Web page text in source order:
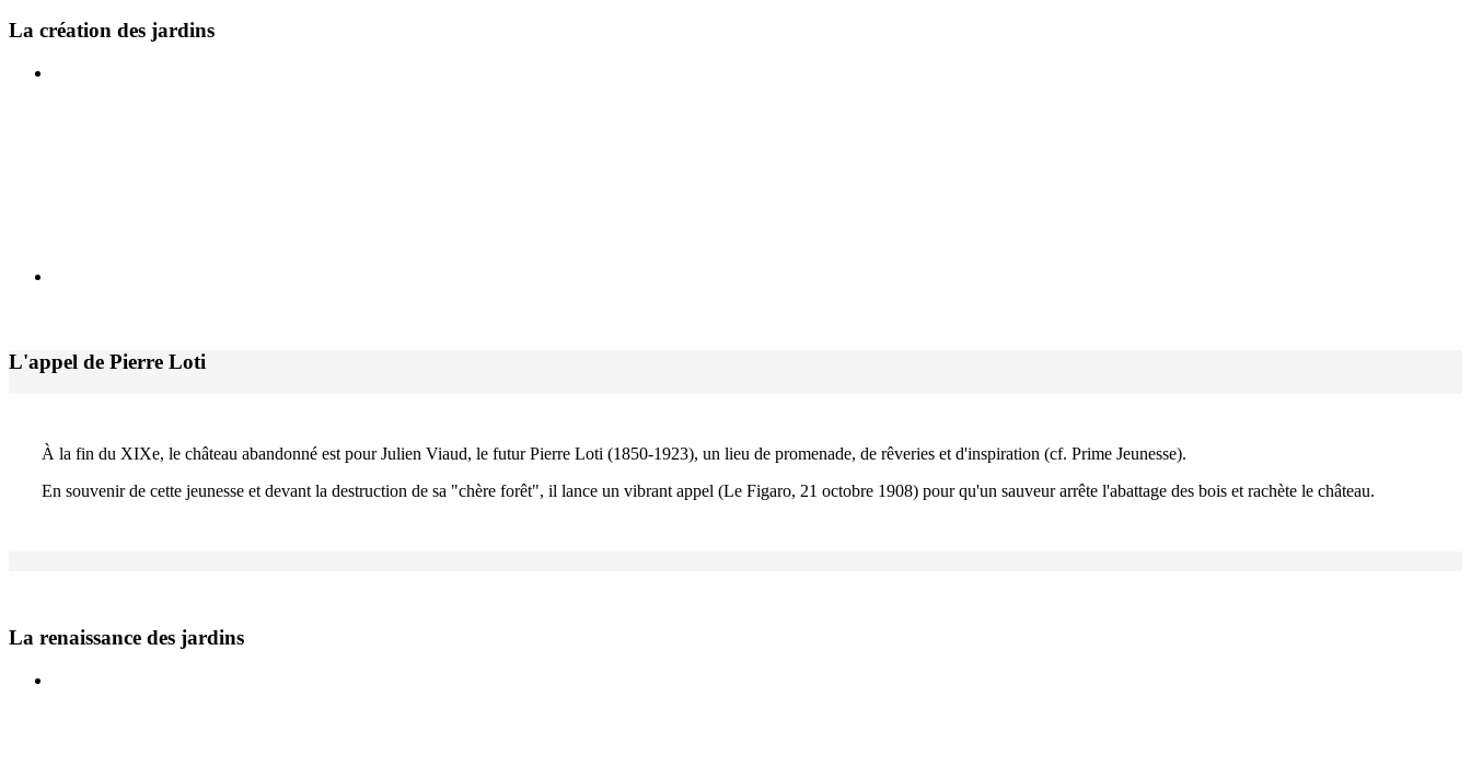
La création des jardins
L'appel de Pierre Loti
À la fin du XIXe, le château abandonné est pour Julien Viaud, le futur Pierre Loti (1850-1923), un lieu de promenade, de rêveries et d'inspiration (cf. Prime Jeunesse).
En souvenir de cette jeunesse et devant la destruction de sa "chère forêt", il lance un vibrant appel (Le Figaro, 21 octobre 1908) pour qu'un sauveur arrête l'abattage des bois et rachète le château.
La renaissance des jardins